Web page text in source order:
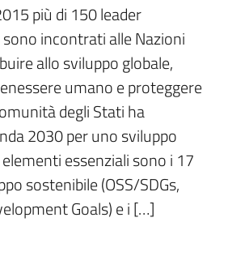
più di 150 leader
incontrati alle Nazioni
allo sviluppo globale,
umano e proteggere
degli Stati ha
2030 per uno sviluppo
essenziali sono i 17
sostenibile (OSS/SDGs,
Goals) e i […]
DI 150 LEADER INTERNAZIONALI SI